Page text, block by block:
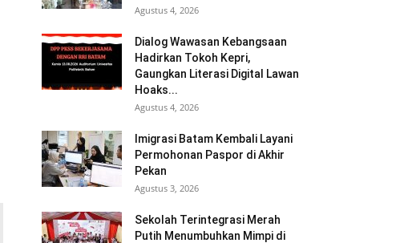
Agustus 4, 2026
Dialog Wawasan Kebangsaan
Hadirkan Tokoh Kepri,
Gaungkan Literasi Digital Lawan
Hoaks...
Agustus 4, 2026
Imigrasi Batam Kembali Layani
Permohonan Paspor di Akhir
Pekan
Agustus 3, 2026
Sekolah Terintegrasi Merah
Putih Menumbuhkan Mimpi di